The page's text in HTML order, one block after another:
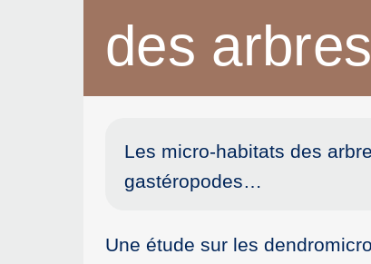
des arbres
Les micro-habitats des
gastéropodes…
Une étude sur les